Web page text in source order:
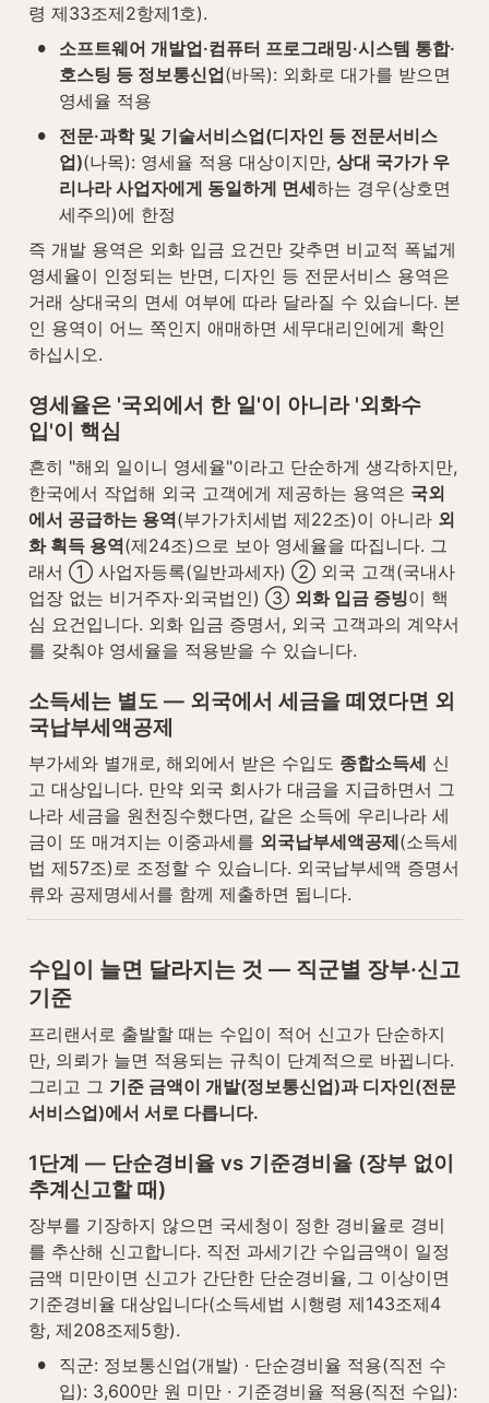
령 제33조제2항제1호).
•
소프트웨어 개발업·컴퓨터 프로그래밍·시스템 통합·
호스팅 등 정보통신업(바목): 외화로 대가를 받으면
영세율 적용
•
전문·과학 및 기술서비스업(디자인 등 전문서비스
업)(나목): 영세율 적용 대상이지만, 상대 국가가 우
리나라 사업자에게 동일하게 면세하는 경우(상호면
세주의)에 한정
즉 개발 용역은 외화 입금 요건만 갖추면 비교적 폭넓게
영세율이 인정되는 반면, 디자인 등 전문서비스 용역은
거래 상대국의 면세 여부에 따라 달라질 수 있습니다. 본
인 용역이 어느 쪽인지 애매하면 세무대리인에게 확인
하십시오.
영세율은 '국외에서 한 일'이 아니라 '외화수
입'이 핵심
흔히 "해외 일이니 영세율"이라고 단순하게 생각하지만,
한국에서 작업해 외국 고객에게 제공하는 용역은 국외
에서 공급하는 용역(부가가치세법 제22조)이 아니라 외
화 획득 용역(제24조)으로 보아 영세율을 따집니다. 그
래서 ① 사업자등록(일반과세자) ② 외국 고객(국내사
업장 없는 비거주자·외국법인) ③ 외화 입금 증빙이 핵
심 요건입니다. 외화 입금 증명서, 외국 고객과의 계약서
를 갖춰야 영세율을 적용받을 수 있습니다.
소득세는 별도 — 외국에서 세금을 떼였다면 외
국납부세액공제
부가세와 별개로, 해외에서 받은 수입도 종합소득세 신
고 대상입니다. 만약 외국 회사가 대금을 지급하면서 그
나라 세금을 원천징수했다면, 같은 소득에 우리나라 세
금이 또 매겨지는 이중과세를 외국납부세액공제(소득세
법 제57조)로 조정할 수 있습니다. 외국납부세액 증명서
류와 공제명세서를 함께 제출하면 됩니다.
수입이 늘면 달라지는 것 — 직군별 장부·신고
기준
프리랜서로 출발할 때는 수입이 적어 신고가 단순하지
만, 의뢰가 늘면 적용되는 규칙이 단계적으로 바뀝니다.
그리고 그 기준 금액이 개발(정보통신업)과 디자인(전문
서비스업)에서 서로 다릅니다.
1단계 — 단순경비율 vs 기준경비율 (장부 없이
추계신고할 때)
장부를 기장하지 않으면 국세청이 정한 경비율로 경비
를 추산해 신고합니다. 직전 과세기간 수입금액이 일정
금액 미만이면 신고가 간단한 단순경비율, 그 이상이면
기준경비율 대상입니다(소득세법 시행령 제143조제4
항, 제208조제5항).
•
직군: 정보통신업(개발) · 단순경비율 적용(직전 수
입): 3,600만 원 미만 · 기준경비율 적용(직전 수입):